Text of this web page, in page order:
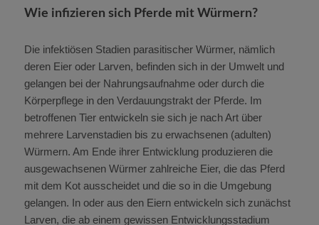
Wie infizieren sich Pferde mit Würmern?
Die infektiösen Stadien parasitischer Würmer, nämlich
deren Eier oder Larven, befinden sich in der Umwelt und
gelangen bei der Nahrungsaufnahme oder durch die
Körperpflege in den Verdauungstrakt der Pferde. Im
betroffenen Tier entwickeln sie sich je nach Art über
mehrere Larvenstadien bis zu erwachsenen (adulten)
Würmern. Am Ende ihrer Entwicklung produzieren die
ausgewachsenen Würmer zahlreiche Eier, die das Pferd
mit dem Kot ausscheidet und die so in die Umgebung
gelangen. In oder aus den Eiern entwickeln sich zunächst
Larven, die ab einem gewissen Entwicklungsstadium